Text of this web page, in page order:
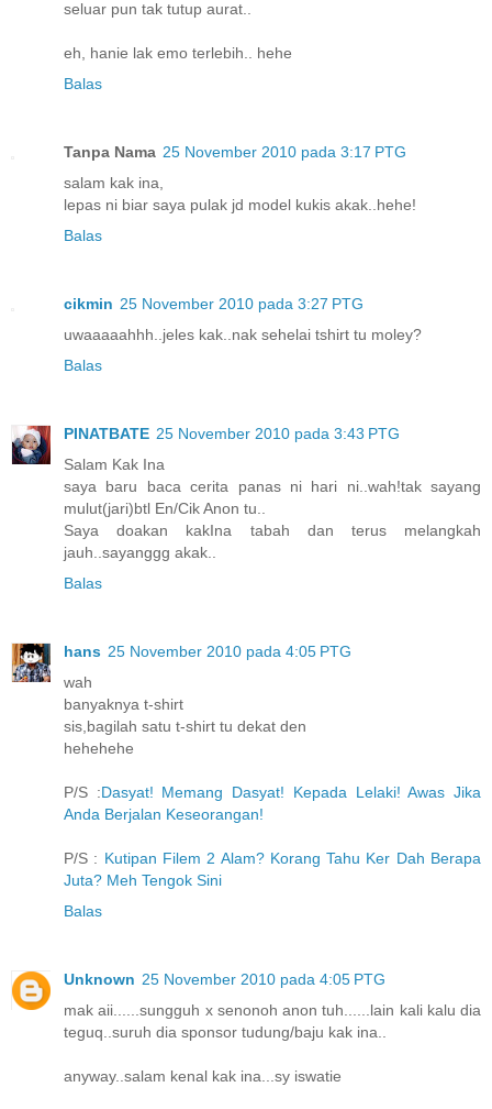
seluar pun tak tutup aurat..
eh, hanie lak emo terlebih.. hehe
Balas
Tanpa Nama 25 November 2010 pada 3:17 PTG
salam kak ina,
lepas ni biar saya pulak jd model kukis akak..hehe!
Balas
cikmin 25 November 2010 pada 3:27 PTG
uwaaaaahhh..jeles kak..nak sehelai tshirt tu moley?
Balas
PINATBATE 25 November 2010 pada 3:43 PTG
Salam Kak Ina
saya baru baca cerita panas ni hari ni..wah!tak sayang
mulut(jari)btl En/Cik Anon tu..
Saya doakan kakIna tabah dan terus melangkah
jauh..sayanggg akak..
Balas
hans 25 November 2010 pada 4:05 PTG
wah
banyaknya t-shirt
sis,bagilah satu t-shirt tu dekat den
hehehehe
P/S :Dasyat! Memang Dasyat! Kepada Lelaki! Awas Jika
Anda Berjalan Keseorangan!
P/S : Kutipan Filem 2 Alam? Korang Tahu Ker Dah Berapa
Juta? Meh Tengok Sini
Balas
Unknown 25 November 2010 pada 4:05 PTG
mak aii......sungguh x senonoh anon tuh......lain kali kalu dia
teguq..suruh dia sponsor tudung/baju kak ina..
anyway..salam kenal kak ina...sy iswatie